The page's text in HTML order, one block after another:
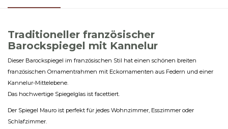
Traditioneller französischer
Barockspiegel mit Kannelur
Dieser Barockspiegel im französischen Stil hat einen schönen breiten
französischen Ornamentrahmen mit Eckornamenten aus Federn und einer
Kannelur-Mittelebene.
Das hochwertige Spiegelglas ist facettiert.
Der Spiegel Mauro ist perfekt für jedes Wohnzimmer, Esszimmer oder
Schlafzimmer.